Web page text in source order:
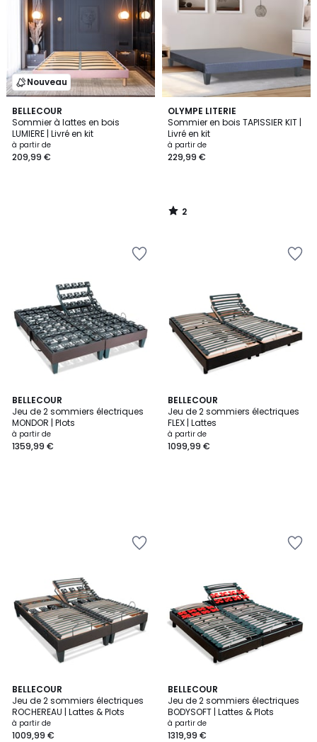
Nouveau
BELLECOUR
Sommier à lattes en bois
LUMIERE | Livré en kit
à partir de
209,99 €
OLYMPE LITERIE
Sommier en bois TAPISSIER KIT |
Livré en kit
à partir de
229,99 €
2
/
5
2
/
BELLECOUR
Jeu de 2 sommiers électriques
MONDOR | Plots
à partir de
1359,99 €
BELLECOUR
Jeu de 2 sommiers électriques
FLEX | Lattes
à partir de
1099,99 €
BELLECOUR
Jeu de 2 sommiers électriques
ROCHEREAU | Lattes & Plots
à partir de
1009,99 €
BELLECOUR
Jeu de 2 sommiers électriques
BODYSOFT | Lattes & Plots
à partir de
1319,99 €